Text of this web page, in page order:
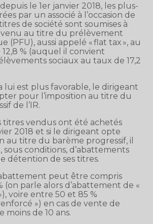
le 1er janvier 2018, les plus-
par un associé à l’occasion de
de société sont soumises à
au titre du prélèvement
(PFU), aussi appelé « flat tax », au
% (auquel il convient
sociaux au taux de 17,2
lui est plus favorable, le dirigeant
pour l’imposition au titre du
de l’IR.
titres vendus ont été achetés
2018 et si le dirigeant opte
au titre du barème progressif, il
conditions, d’abattements
détention de ses titres.
peut être compris
(on parle alors d’abattement de «
voire entre 50 et 85 %
») en cas de vente de
moins de 10 ans.